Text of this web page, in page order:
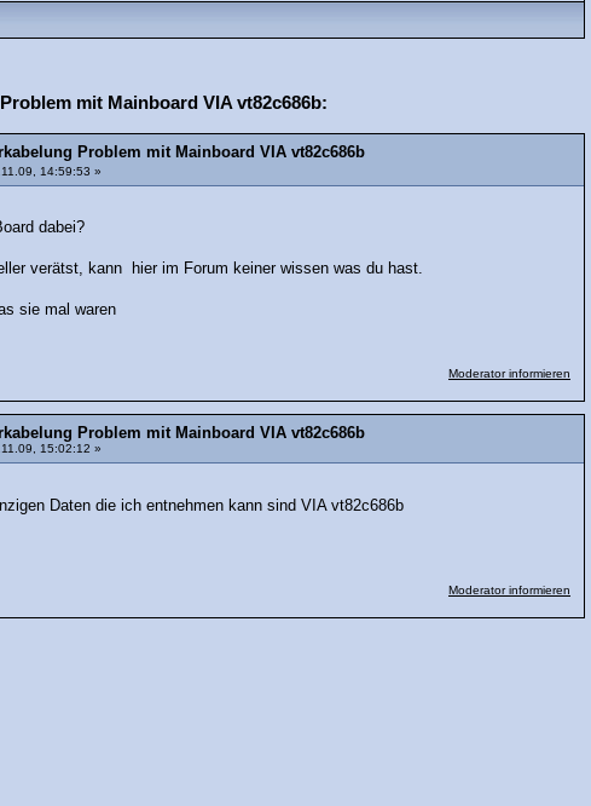
mit Mainboard VIA vt82c686b:
Problem mit Mainboard VIA vt82c686b
14:59:53 »
dabei?
verätst, kann hier im Forum keiner wissen was du hast.
sie mal waren
Moderator informieren
Problem mit Mainboard VIA vt82c686b
15:02:12 »
Daten die ich entnehmen kann sind VIA vt82c686b
Moderator informieren